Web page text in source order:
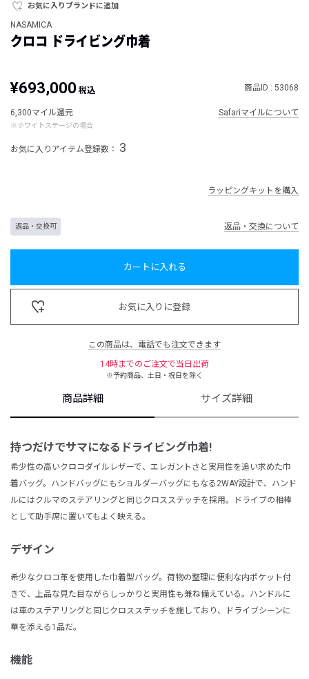
お気に入りブランドに追加
NASAMICA
クロコ ドライビング巾着
¥693,000 税込 商品ID : 53068
6,300マイル還元
※ホワイトステージの場合
Safariマイルについて
お気に入りアイテム登録数： 3
ラッピングキットを購入
返品・交換可 返品・交換について
カートに入れる
お気に入りに登録
この商品は、電話でも注文できます
14時までのご注文で当日出荷
※予約商品、土日・祝日を除く
商品詳細 サイズ詳細
持つだけでサマになる ドライビング巾着!
希少性の高いクロコダイルレザーで、エレガント さと実用性を追い求めた巾
着バッグ。ハンドバッグにもショルダーバッグにもなる2WAY設計で、ハンド
ルにはクルマのステアリングと同じクロスステッチを採用。ドライブの相棒
として助手席に置いてもよく映える。
デザイン
希少なクロコ革を使用した巾着型バッグ。荷物の整理に便利な内ポケット付
きで、上品な見た目ながらしっかりと実用性も兼ね備えている。ハンドルに
は車のステアリングと同じクロスステッチを施しており、ドライブシーンに
華を添える1品だ。
機能